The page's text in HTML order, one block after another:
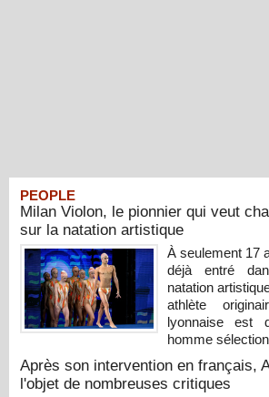
PEOPLE
Milan Violon, le pionnier qui veut
sur la natation artistique
À seulement 17
déjà entré
natation
athlète
lyonnaise est
homme
Après son intervention en français,
l'objet de nombreuses critiques